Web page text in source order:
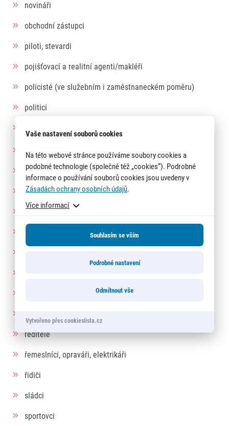
novináři
obchodní zástupci
piloti, stevardi
pojišťovací a realitní agenti/makléři
policisté (ve služebním i zaměstnaneckém poměru)
politici
pracovníci rádia a TV
pracovníci v cestovním ruchu
pracovníci v neziskových organizacích
pracovníci v zemědělství a lesnictví
právníci, advokáti, notáři a soudci
recepční
ředitelé
řemeslníci, opraváři, elektrikáři
řidiči
sládci
sportovci
Vaše nastavení souborů cookies
Na této webové stránce používáme soubory cookies a
podobné technologie (společně též „cookies“). Podrobné
informace o používání souborů cookies jsou uvedeny v
Zásadách ochrany osobních údajů.
Více informací
Souhlasím se vším
Podrobné nastavení
Odmítnout vše
Vytvořeno přes cookieslista.cz